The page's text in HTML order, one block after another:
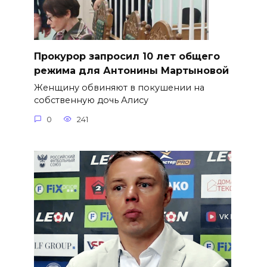
​Прокурор запросил 10 лет общего
режима для Антонины Мартыновой
Женщину обвиняют в покушении на
собственную дочь Алису
0 241